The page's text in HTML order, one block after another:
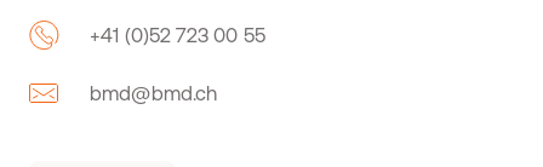
+41 (0)52 723 00 55
bmd@bmd.ch